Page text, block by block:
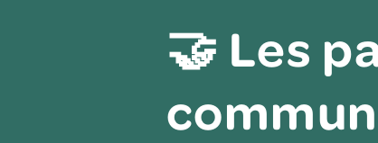
🤝 Les